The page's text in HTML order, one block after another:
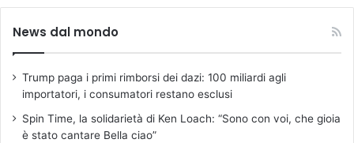
News dal mondo
Trump paga i primi rimborsi dei dazi: 100 miliardi agli
importatori, i consumatori restano esclusi
Spin Time, la solidarietà di Ken Loach: “Sono con voi, che gioia
è stato cantare Bella ciao”